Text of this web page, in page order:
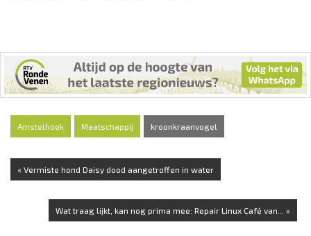
Amstelhoek Maatschappij kroonkraanvogel
« Vermiste hond Daisy dood aangetroffen in water
Wat traag lijkt, kan nog prima mee: Repair Linux Café van... »